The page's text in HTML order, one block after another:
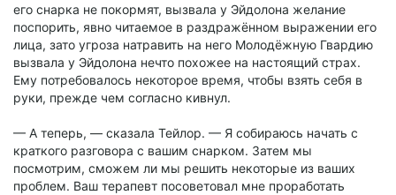
его снарка не покормят, вызвала у Эйдолона желание
поспорить, явно читаемое в раздражённом выражении его
лица, зато угроза натравить на него Молодёжную Гвардию
вызвала у Эйдолона нечто похожее на настоящий страх.
Ему потребовалось некоторое время, чтобы взять себя в
руки, прежде чем согласно кивнул.
— А теперь, — сказала Тейлор. — Я собираюсь начать с
краткого разговора с вашим снарком. Затем мы
посмотрим, сможем ли мы решить некоторые из ваших
проблем. Ваш терапевт посоветовал мне проработать